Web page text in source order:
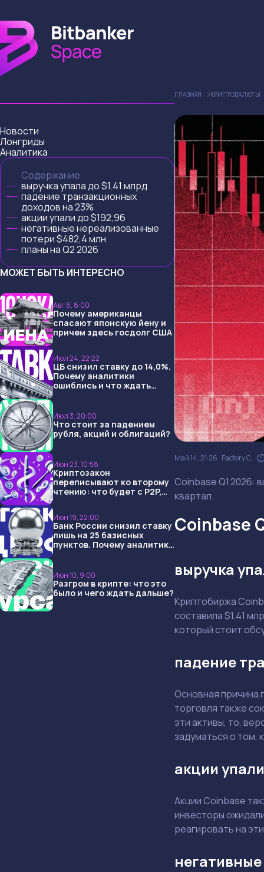
Новости
Лонгриды
Аналитика
Содержание
выручка упала до $1,41 млрд
падение транзакционных
доходов на 23%
акции упали до $192,96
негативные нереализованные
потери $482,4 млн
планы на Q2 2026
МОЖЕТ БЫТЬ ИНТЕРЕСНО
Авг 6, 8:00
Почему американцы
спасают японскую йену и
причем здесь госдолг США
Июл 24, 22:22
ЦБ снизил ставку до 14,0%.
Почему аналитики
ошиблись и что ждать
Июл 3, 20:00
Что стоит за падением
рубля, акций и облигаций?
Июн 23, 10:58
Криптозакон
переписывают ко второму
чтению: что будет с P2P,
Июн 19, 22:00
Банк России снизил ставку
лишь на 25 базисных
пунктов. Почему аналитики
Июн 10, 9:00
Разгром в крипте: что это
было и чего ждать дальше?
ГЛАВНАЯ КРИПТОВАЛЮТЫ
Май 14, 21:26 Factory C.
Coinbase Q1 2026:
квартал.
Coinbase
выручка
Криптобиржа
составила $1,41
который стоит
падение
Основная причина
торговля также
эти активы, то,
задуматься о том,
акции
Акции Coinbase
инвесторы
реагировать на